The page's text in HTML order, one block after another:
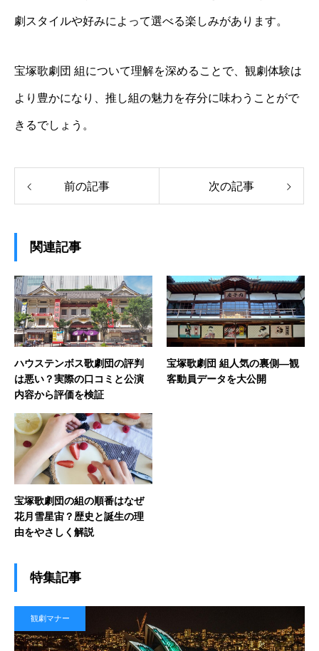
劇スタイルや好みによって選べる楽しみがあります。
宝塚歌劇団 組について理解を深めることで、観劇体験は
より豊かになり、推し組の魅力を存分に味わうことがで
きるでしょう。
前の記事 次の記事
関連記事
ハウステンボス歌劇団の評判
は悪い？実際の口コミと公演
内容から評価を検証
宝塚歌劇団 組人気の裏側―観
客動員データを大公開
宝塚歌劇団の組の順番はなぜ
花月雪星宙？歴史と誕生の理
由をやさしく解説
特集記事
観劇マナー